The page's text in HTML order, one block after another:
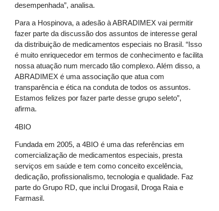
desempenhada”, analisa.
Para a Hospinova, a adesão à ABRADIMEX vai permitir
fazer parte da discussão dos assuntos de interesse geral
da distribuição de medicamentos especiais no Brasil. “Isso
é muito enriquecedor em termos de conhecimento e facilita
nossa atuação num mercado tão complexo. Além disso, a
ABRADIMEX é uma associação que atua com
transparência e ética na conduta de todos os assuntos.
Estamos felizes por fazer parte desse grupo seleto”,
afirma.
4BIO
Fundada em 2005, a 4BIO é uma das referências em
comercialização de medicamentos especiais, presta
serviços em saúde e tem como conceito excelência,
dedicação, profissionalismo, tecnologia e qualidade. Faz
parte do Grupo RD, que inclui Drogasil, Droga Raia e
Farmasil.